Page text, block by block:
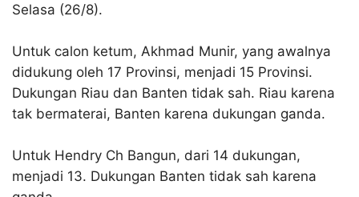
Selasa (26/8).
Untuk calon ketum, Akhmad Munir, yang awalnya
didukung oleh 17 Provinsi, menjadi 15 Provinsi.
Dukungan Riau dan Banten tidak sah. Riau karena
tak bermaterai, Banten karena dukungan ganda.
Untuk Hendry Ch Bangun, dari 14 dukungan,
menjadi 13. Dukungan Banten tidak sah karena